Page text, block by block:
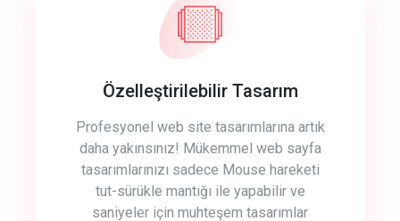
Özelleştirilebilir Tasarım
Profesyonel web site tasarımlarına artık
daha yakınsınız! Mükemmel web sayfa
tasarımlarınızı sadece Mouse hareketi
tut-sürükle mantığı ile yapabilir ve
saniyeler için muhteşem tasarımlar